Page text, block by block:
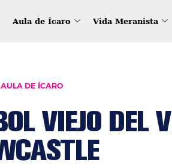
Aula de Ícaro Vida Meranista
AULA DE ÍCARO
VIEJO DEL